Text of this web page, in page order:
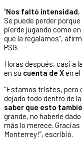
“Nos faltó intensidad,
Se puede perder
pierde jugando como
que la regalamos”,
PSG.
Horas después, casi a
en su cuenta de Xen
“Estamos tristes, pero
dejado todo dentro de
saber que esto
grande, no haberle
más lo merece.
Monterrey!”, escribió.